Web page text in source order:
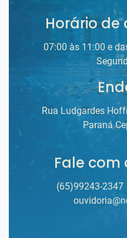
Horário
07:00 às 11:00 e
Rua Ludgardes
Paraná
Fale com
(65)99243-2347